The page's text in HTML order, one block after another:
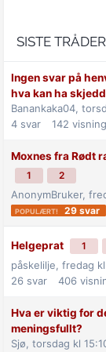
SISTE
Ingen svar på
hva kan ha
Banankaka04,
4 svar 142
Moxnes fra Rødt
1 2
AnonymBruker,
29 svar
Helgeprat 1
påskelilje, fredag
26 svar 406
Hva er viktig for
meningsfullt?
Sjø, torsdag kl